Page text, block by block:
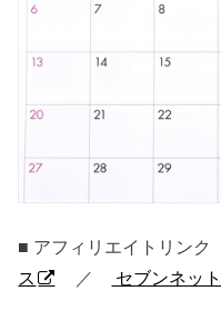
■ アフィリエイトリンク
ス
／ セブンネット